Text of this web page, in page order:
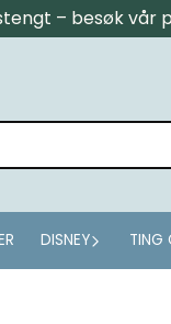
– besøk
DISNEY TING